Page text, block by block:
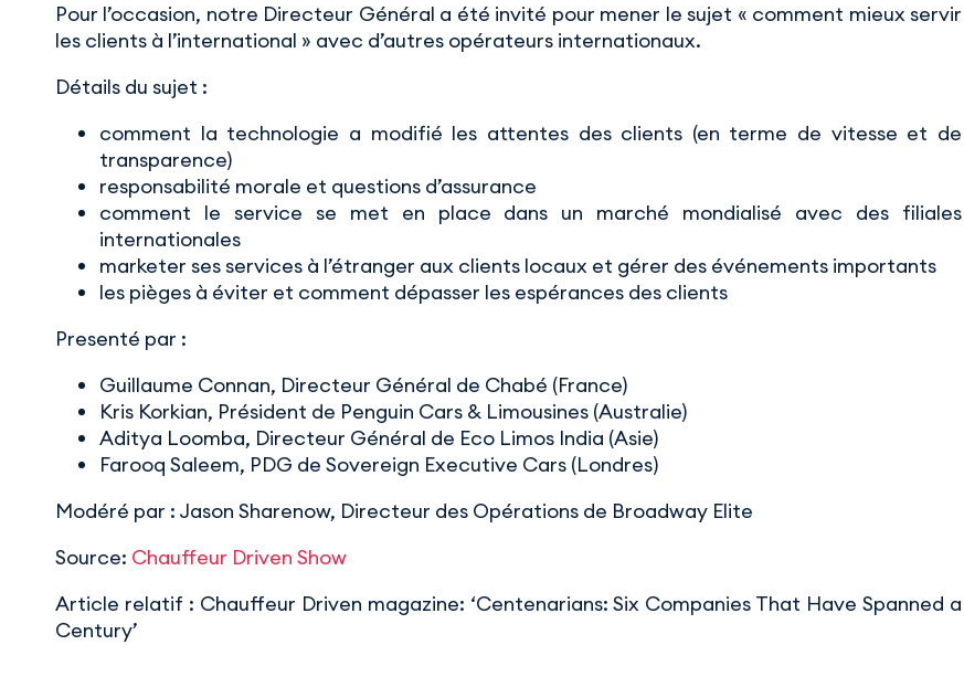
Pour l’occasion, notre Directeur Général a été invité pour mener le sujet « comment mieux servir
les clients à l’international » avec d’autres opérateurs internationaux.
Détails du sujet :
comment la technologie a modifié les attentes des clients (en terme de vitesse et de
transparence)
responsabilité morale et questions d’assurance
comment le service se met en place dans un marché mondialisé avec des filiales
internationales
marketer ses services à l’étranger aux clients locaux et gérer des événements importants
les pièges à éviter et comment dépasser les espérances des clients
Presenté par :
Guillaume Connan, Directeur Général de Chabé (France)
Kris Korkian, Président de Penguin Cars & Limousines (Australie)
Aditya Loomba, Directeur Général de Eco Limos India (Asie)
Farooq Saleem, PDG de Sovereign Executive Cars (Londres)
Modéré par : Jason Sharenow, Directeur des Opérations de Broadway Elite
Source: Chauffeur Driven Show
Article relatif : Chauffeur Driven magazine: ‘Centenarians: Six Companies That Have Spanned a
Century’